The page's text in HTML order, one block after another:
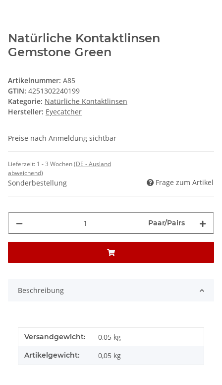
Natürliche Kontaktlinsen
Gemstone Green
Artikelnummer: A85
GTIN: 4251302240199
Kategorie: Natürliche Kontaktlinsen
Hersteller: Eyecatcher
Preise nach Anmeldung sichtbar
Lieferzeit: 1 - 3 Wochen(DE - Ausland
abweichend)
Sonderbestellung Frage zum Artikel
Paar/Pairs
Beschreibung
Versandgewicht: 0,05 kg
Artikelgewicht: 0,05 kg